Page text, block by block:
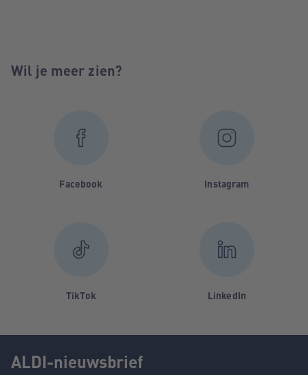
Wil je meer zien?
Facebook Instagram
TikTok LinkedIn
ALDI-nieuwsbrief